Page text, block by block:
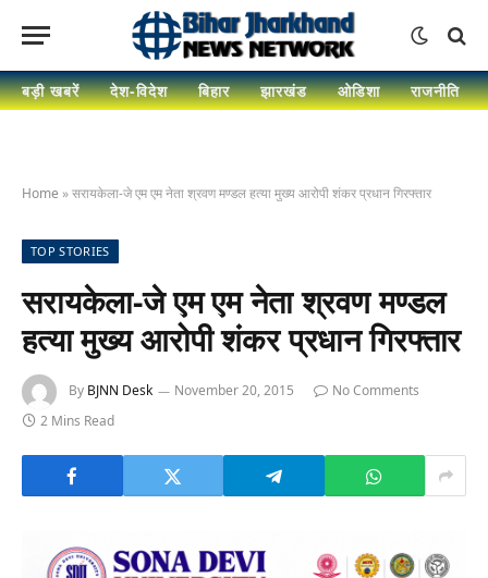
बड़ी खबरें देश-विदेश बिहार झारखंड ओडिशा राजनीति
Home »सरायकेला-जे एम एम नेता श्रवण मण्डल हत्या मुख्य आरोपी शंकर प्रधान गिरफ्तार
TOP STORIES
सरायकेला-जे एम एम नेता श्रवण मण्डल
हत्या मुख्य आरोपी शंकर प्रधान गिरफ्तार
By BJNN Desk November 20, 2015
No Comments
2 Mins Read